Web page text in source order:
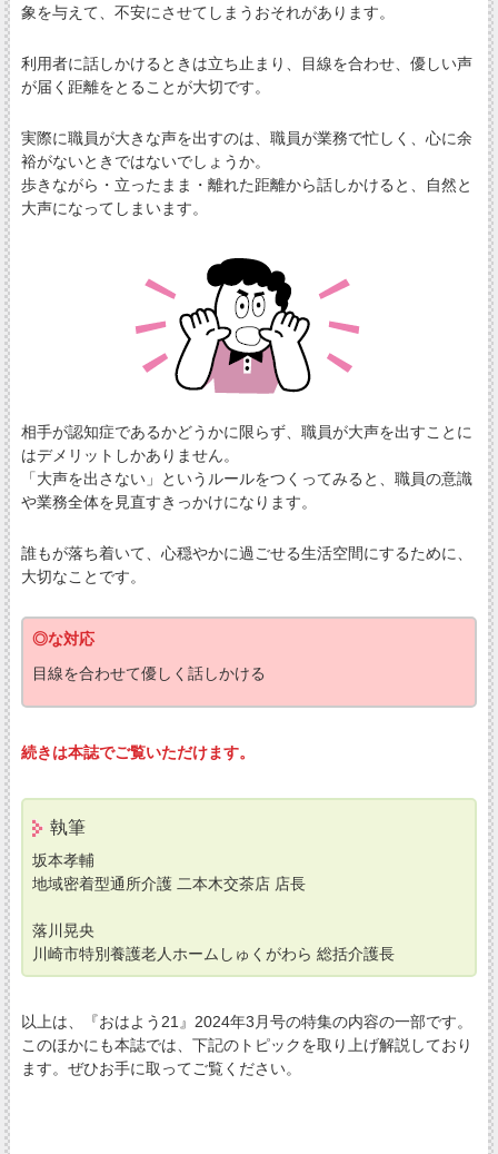
象を与えて、不安にさせてしまうおそれがあります。
利用者に話しかけるときは立ち止まり、目線を合わせ、優しい声
が届く距離をとることが大切です。
実際に職員が大きな声を出すのは、職員が業務で忙しく、心に余
裕がないときではないでしょうか。
歩きながら・立ったまま・離れた距離から話しかけると、自然と
大声になってしまいます。
相手が認知症であるかどうかに限らず、職員が大声を出すことに
はデメリットしかありません。
「大声を出さない」というルールをつくってみると、職員の意識
や業務全体を見直すきっかけになります。
誰もが落ち着いて、心穏やかに過ごせる生活空間にするために、
大切なことです。
◎な対応
目線を合わせて優しく話しかける
続きは本誌でご覧いただけます。
執筆
坂本孝輔
地域密着型通所介護 二本木交茶店 店長
落川晃央
川崎市特別養護老人ホームしゅくがわら 総括介護長
以上は、『おはよう21』2024年3月号の特集の内容の一部です。
このほかにも本誌では、下記のトピックを取り上げ解説しており
ます。ぜひお手に取ってご覧ください。